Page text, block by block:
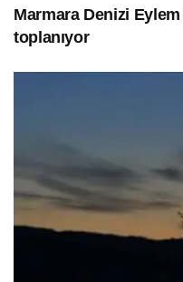
Marmara Denizi
toplanıyor